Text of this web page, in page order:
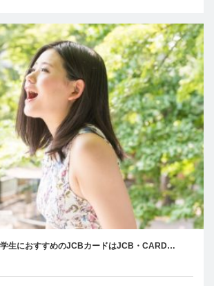
生におすすめのJCBカードはJCB・CARD…